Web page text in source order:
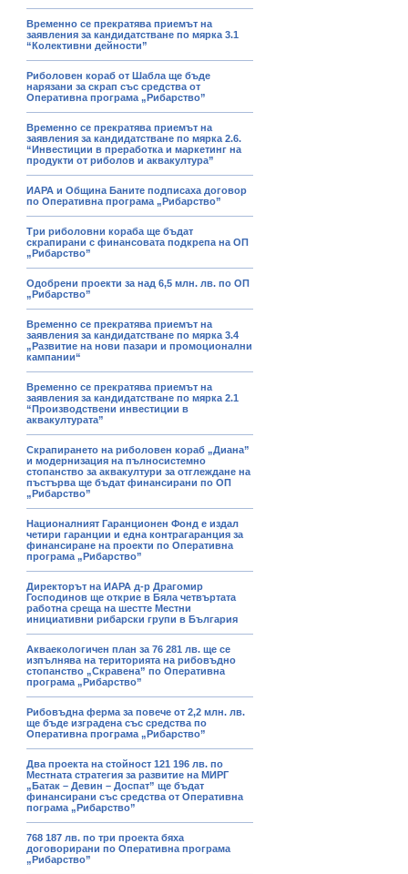
Временно се прекратява приемът на
заявления за кандидатстване по мярка 3.1
“Колективни дейности”
Риболовен кораб от Шабла ще бъде
нарязани за скрап със средства от
Оперативна програма „Рибарство”
Временно се прекратява приемът на
заявления за кандидатстване по мярка 2.6.
“Инвестиции в преработка и маркетинг на
продукти от риболов и аквакултура”
ИАРА и Община Баните подписаха договор
по Оперативна програма „Рибарство”
Три риболовни кораба ще бъдат
скрапирани с финансовата подкрепа на ОП
„Рибарство”
Одобрени проекти за над 6,5 млн. лв. по ОП
„Рибарство”
Временно се прекратява приемът на
заявления за кандидатстване по мярка 3.4
„Развитие на нови пазари и промоционални
кампании“
Временно се прекратява приемът на
заявления за кандидатстване по мярка 2.1
“Производствени инвестиции в
аквакултурата”
Скрапирането на риболовен кораб „Диана”
и модернизация на пълносистемно
стопанство за аквакултури за отглеждане на
пъстърва ще бъдат финансирани по ОП
„Рибарство”
Националният Гаранционен Фонд е издал
четири гаранции и една контрагаранция за
финансиране на проекти по Оперативна
програма „Рибарство”
Директорът на ИАРА д-р Драгомир
Господинов ще открие в Бяла четвъртата
работна среща на шестте Местни
инициативни рибарски групи в България
Акваекологичен план за 76 281 лв. ще се
изпълнява на територията на рибовъдно
стопанство „Скравена” по Оперативна
програма „Рибарство”
Рибовъдна ферма за повече от 2,2 млн. лв.
ще бъде изградена със средства по
Оперативна програма „Рибарство”
Два проекта на стойност 121 196 лв. по
Местната стратегия за развитие на МИРГ
„Батак – Девин – Доспат” ще бъдат
финансирани със средства от Оперативна
пограма „Рибарство”
768 187 лв. по три проекта бяха
договорирани по Оперативна програма
„Рибарство”